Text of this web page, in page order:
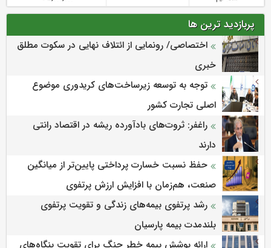
پربازدید ترین ها
اختصاصی/ رونمایی از ائتلاف‌ نهایی در سکوت مطلق
خبری
توجه به توسعه زیرساخت‌های کریدوری موضوع
اصلی تجارت کشور
راغفر: ثروت‌های بادآورده ریشه در اقتصاد رانتی
دارند
حفظ نسبت خسارت پرداختی پایین‌تر از میانگین
صنعت، هم‌زمان با افزایش ارزش پرتفوی
رشد پرتفوی بیمه‌های زندگی و تقویت پرتفوی
بلندمدت بیمه پارسیان
ارائه پوشش بیمه خطر جنگ برای تقویت بنگاه‌های